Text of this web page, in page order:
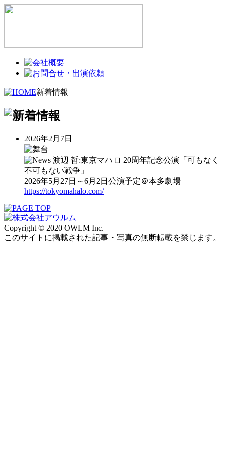
新着情報
2026年2月7日
渡辺 哲:東京マハロ 20周年記念公演「可もなく
不可もない戦争」
2026年5月27日～6月2日公演予定＠本多劇場
https://tokyomahalo.com/
Copyright © 2020 OWLM Inc.
このサイトに掲載された記事・写真の無断転載を禁じます。